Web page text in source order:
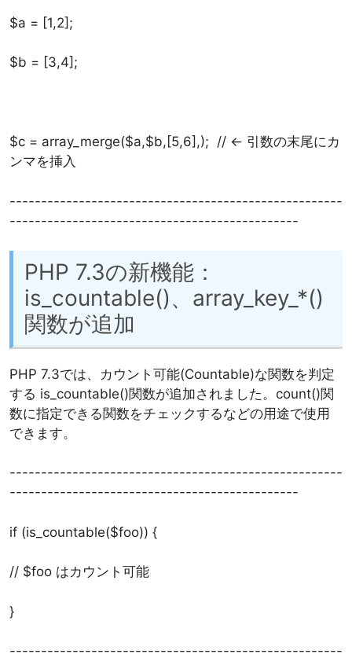
$a = [1,2];
$b = [3,4];
$c = array_merge($a,$b,[5,6],); // <- 引数の末尾にカ
ンマを挿入
-----------------------------------------------------
----------------------------------------------
PHP 7.3の新機能：
is_countable()、array_key_*()
関数が追加
PHP 7.3では、カウント可能(Countable)な関数を判定
する is_countable()関数が追加されました。count()関
数に指定できる関数をチェックするなどの用途で使用
できます。
-----------------------------------------------------
----------------------------------------------
if (is_countable($foo)) {
// $foo はカウント可能
}
-----------------------------------------------------